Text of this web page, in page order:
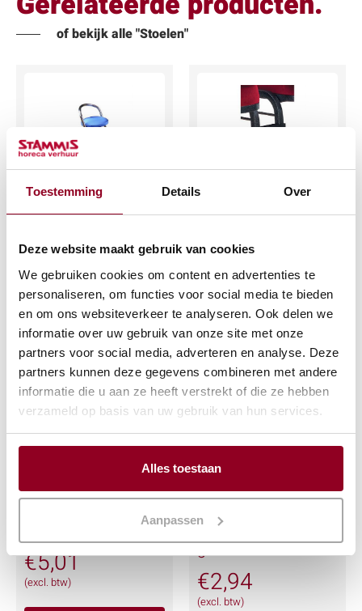
Toestemming Details Over
Deze website maakt gebruik van cookies
We gebruiken cookies om content en advertenties te
personaliseren, om functies voor social media te bieden
en om ons websiteverkeer te analyseren. Ook delen we
informatie over uw gebruik van onze site met onze
partners voor social media, adverteren en analyse. Deze
partners kunnen deze gegevens combineren met andere
informatie die u aan ze heeft verstrekt of die ze hebben
verzameld op basis van uw gebruik van hun services.
Alles toestaan
Aanpassen
of bekijk alle "Stoelen"
Barkrukhoes blauw
(excl. btw)
IN WINKELWAGEN
Meer info
Koppelstuk tbv.
gestoffeerde stoel
€0,41
(excl. btw)
IN WINKELWAGEN
Meer info
Lounge stoel oranje
€5,01
(excl. btw)
Stoel blauw
gestoffeerd
€2,94
(excl. btw)